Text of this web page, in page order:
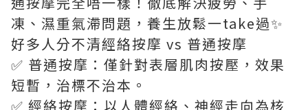
凍、濕重氣滯問題，養生放鬆一take過✨
好多人分不清經絡按摩 vs 普通按摩
✅ 普通按摩：僅針對表層肌肉按壓，效果
短暫，治標不治本。
✅ 經絡按摩：以人體經絡、神經走向為核